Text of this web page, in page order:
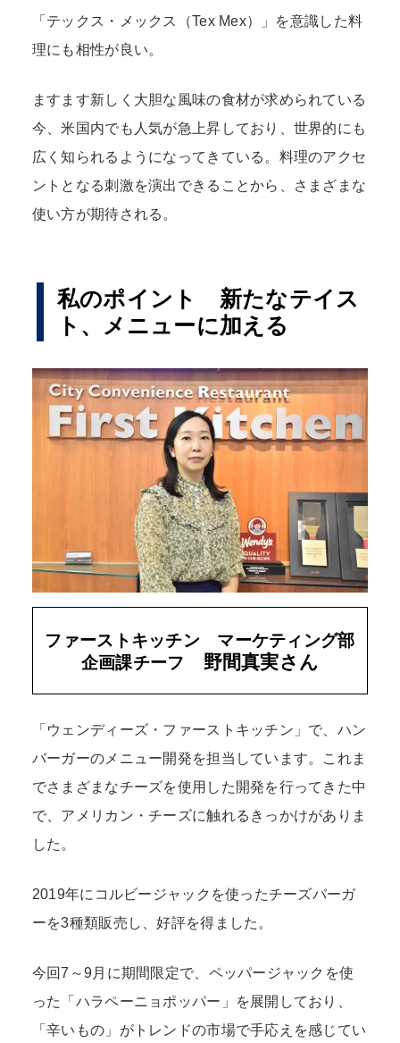
「テックス・メックス（Tex Mex）」を意識した料
理にも相性が良い。
ますます新しく大胆な風味の食材が求められている
今、米国内でも人気が急上昇しており、世界的にも
広く知られるようになってきている。料理のアクセ
ントとなる刺激を演出できることから、さまざまな
使い方が期待される。
私のポイント 新たなテイス
ト、メニューに加える
ファーストキッチン マーケティング部
企画課チーフ
野間真実さん
「ウェンディーズ・ファーストキッチン」で、ハン
バーガーのメニュー開発を担当しています。これま
でさまざまなチーズを使用した開発を行ってきた中
で、アメリカン・チーズに触れるきっかけがありま
した。
2019年にコルビージャックを使ったチーズバーガ
ーを3種類販売し、好評を得ました。
今回7～9月に期間限定で、ペッパージャックを使
った「ハラペーニョポッパー」を展開しており、
「辛いもの」がトレンドの市場で手応えを感じてい